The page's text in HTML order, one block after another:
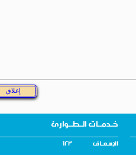
خـدمــات الـطــوارئ
الإسـعــاف 123